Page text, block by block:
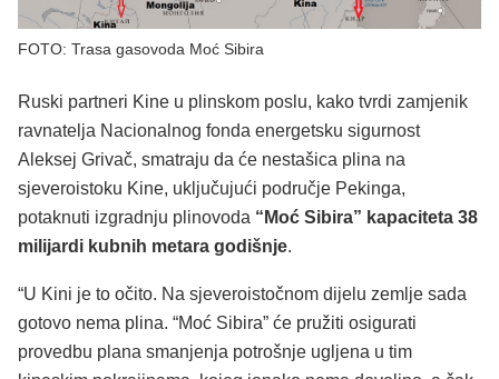
FOTO: Trasa gasovoda Moć Sibira
Ruski partneri Kine u plinskom poslu, kako tvrdi zamjenik
ravnatelja Nacionalnog fonda energetsku sigurnost
Aleksej Grivač, smatraju da će nestašica plina na
sjeveroistoku Kine, uključujući područje Pekinga,
potaknuti izgradnju plinovoda “Moć Sibira” kapaciteta 38
milijardi kubnih metara godišnje.
“U Kini je to očito. Na sjeveroistočnom dijelu zemlje sada
gotovo nema plina. “Moć Sibira” će pružiti osigurati
provedbu plana smanjenja potrošnje ugljena u tim